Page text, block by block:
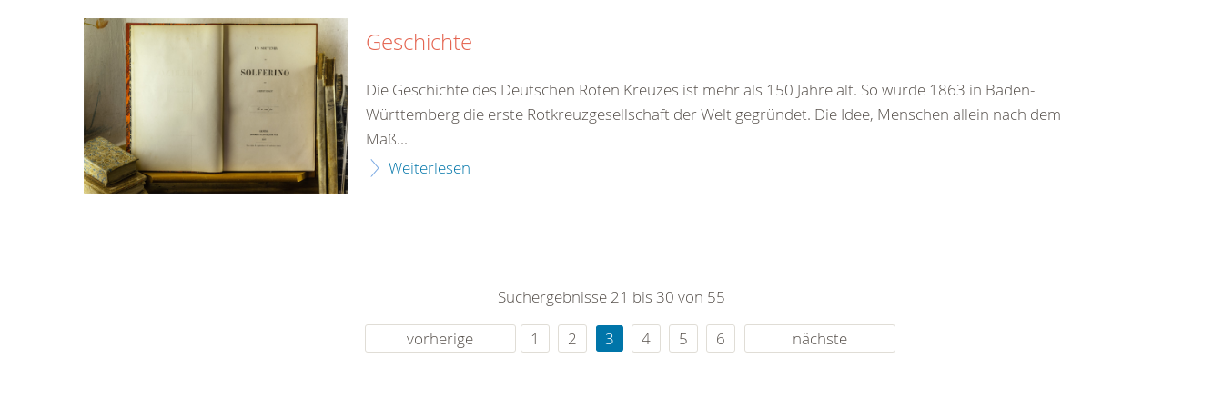
Geschichte
Die Geschichte des Deutschen Roten Kreuzes ist mehr als 150 Jahre alt. So wurde 1863 in Baden-
Württemberg die erste Rotkreuzgesellschaft der Welt gegründet. Die Idee, Menschen allein nach dem
Maß...
Weiterlesen
Suchergebnisse 21 bis 30 von 55
vorherige
1 2 3 4 5 6 nächste